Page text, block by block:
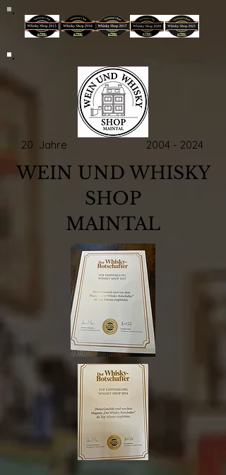
20 Jahre 2004 - 2024
WEIN UND WHISKY
SHOP
MAINTAL